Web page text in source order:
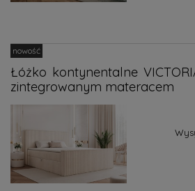
Łóżko kontynentalne
zintegrowanym materacem
nowość